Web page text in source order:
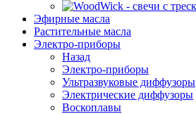
Эфирные масла
Растительные масла
Электро-приборы
Назад
Электро-приборы
Ультразвуковые диффузоры
Электрические диффузоры
Воскоплавы